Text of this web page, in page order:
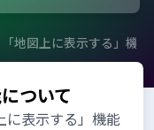
「地図上に表示する」機
ついて
に表示する」機能